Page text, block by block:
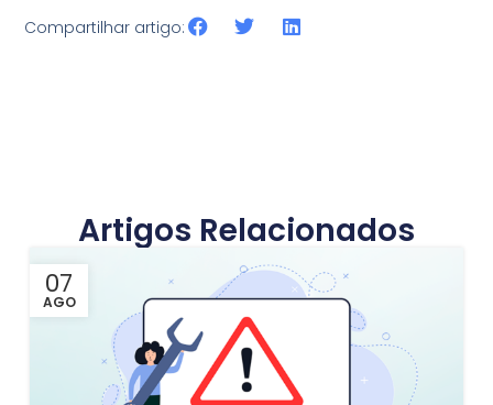
Compartilhar artigo:
Artigos Relacionados
07
AGO